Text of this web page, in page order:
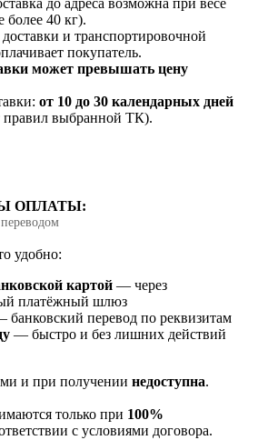
до адреса возможна при весе
более 40 кг).
и транспортировочной
покупатель.
может превышать цену
от 10 до 30 календарных дней
правил выбранной ТК).
ОПЛАТЫ:
удобно:
картой — через
платёжный шлюз
банковский перевод по реквизитам
— быстро и без лишних действий
и при получении недоступна.
только при 100%
с условиями договора.